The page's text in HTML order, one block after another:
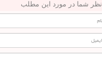
نظر شما در مورد این مطلب